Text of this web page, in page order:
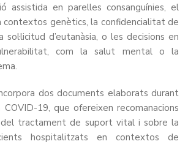
assistida en parelles consanguínies, el
contextos genètics, la confidencialitat de
sol·licitud d’eutanàsia, o les decisions en
com la salut mental o la
dos documents elaborats durant
19, que ofereixen recomanacions
del tractament de suport vital i sobre la
hospitalitzats en contextos de